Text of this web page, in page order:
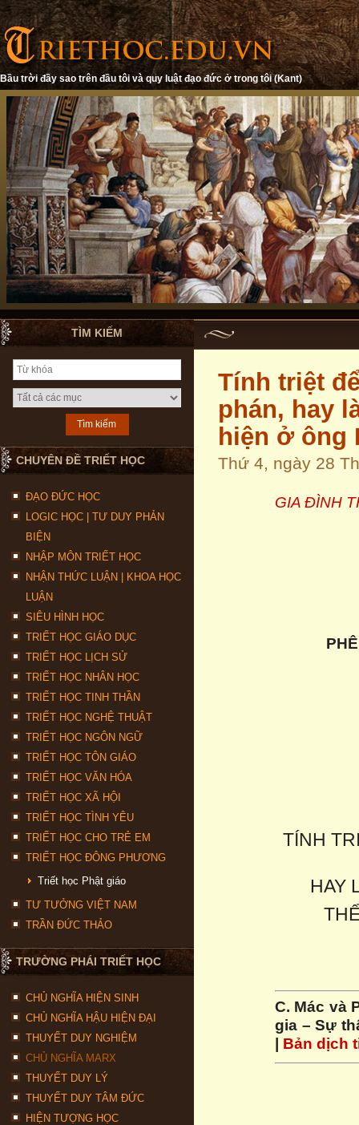
Bầu trời đầy sao trên đầu tôi và quy luật đạo đức ở trong tôi (Kant)
TÌM KIẾM
CHUYÊN ĐỀ TRIẾT HỌC
ĐẠO ĐỨC HỌC
LOGIC HỌC | TƯ DUY PHẢN
BIỆN
NHẬP MÔN TRIẾT HỌC
NHẬN THỨC LUẬN | KHOA HỌC
LUẬN
SIÊU HÌNH HỌC
TRIẾT HỌC GIÁO DỤC
TRIẾT HỌC LỊCH SỬ
TRIẾT HỌC NHÂN HỌC
TRIẾT HỌC TINH THẦN
TRIẾT HỌC NGHỆ THUẬT
TRIẾT HỌC NGÔN NGỮ
TRIẾT HỌC TÔN GIÁO
TRIẾT HỌC VĂN HÓA
TRIẾT HỌC XÃ HỘI
TRIẾT HỌC TÌNH YÊU
TRIẾT HỌC CHO TRẺ EM
TRIẾT HỌC ĐÔNG PHƯƠNG
Triết học Phật giáo
TƯ TƯỞNG VIỆT NAM
TRẦN ĐỨC THẢO
TRƯỜNG PHÁI TRIẾT HỌC
CHỦ NGHĨA HIỆN SINH
CHỦ NGHĨA HẬU HIỆN ĐẠI
THUYẾT DUY NGHIỆM
CHỦ NGHĨA MARX
THUYẾT DUY LÝ
THUYẾT DUY TÂM ĐỨC
HIỆN TƯỢNG HỌC
Tính triệt
phán, hay
hiện ở ông
Thứ 4, ngày 28
GIA ĐÌNH
TÍNH
HAY
C. Mác và
gia – Sự
| Bản dịch